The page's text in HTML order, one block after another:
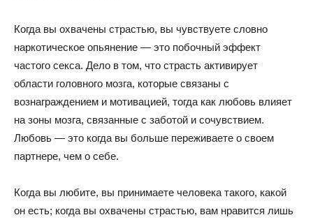
Когда вы охвачены страстью, вы чувствуете словно
наркотическое опьянение — это побочный эффект
частого секса. Дело в том, что страсть активирует
области головного мозга, которые связаны с
вознаграждением и мотивацией, тогда как любовь влияет
на зоны мозга, связанные с заботой и сочувствием.
Любовь — это когда вы больше переживаете о своем
партнере, чем о себе.
Когда вы любите, вы принимаете человека такого, какой
он есть; когда вы охвачены страстью, вам нравится лишь